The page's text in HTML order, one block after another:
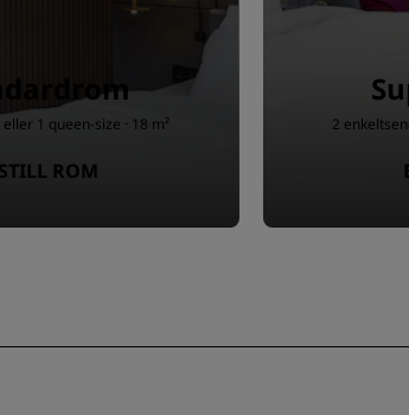
1 queen-size · 18 m²
ROM
2